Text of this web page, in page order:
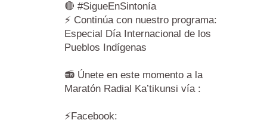
🔴 #SigueEnSintonía
⚡️ Continúa con nuestro programa:
Especial Día Internacional de los
Pueblos Indígenas
📻 Únete en este momento a la
Maratón Radial Ka’tikunsi vía :
⚡️Facebook: